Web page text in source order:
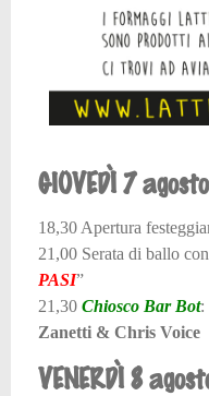
GIOVEDÌ 7 agosto
18,30 Apertura
21,00 Serata di ballo
PASI”
21,30 Chiosco Bar Bot:
Zanetti & Chris Voice
VENERDÌ 8